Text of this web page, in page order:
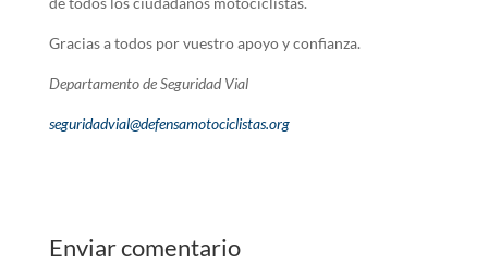
Gracias a todos por vuestro apoyo y confianza.
Departamento de Seguridad Vial
seguridadvial@defensamotociclistas.org
Enviar comentario